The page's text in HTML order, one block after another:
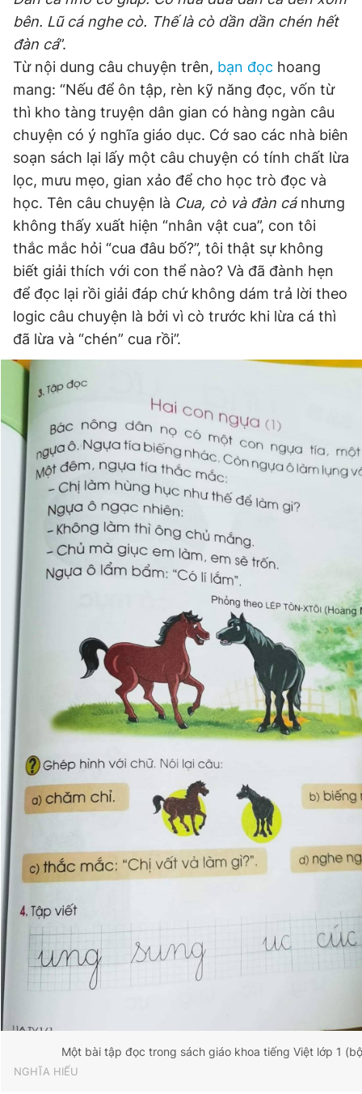
Đặt báo
Tổng biên tập: Nguyễn Ngọc Toàn
Phó tổng biên tập thường trực: Hải Thành
Phó tổng biên tập: Lâm Hiếu Dũng
Phó tổng biên tập: Trần Việt Hưng
Tổng thư ký tòa soạn: Đức Trung
Giấy phép xuất bản số 110/GP - BTTTT cấp ngày 24.3.2020
© 2003-2026 Bản quyền thuộc về Báo Thanh Niên. Cấm sao
chép dưới mọi hình thức nếu không có sự chấp thuận bằng văn
bản. Phát triển bởi ePi Technologies, JSC.
bên. Lũ cá nghe cò. Thế là cò dần dần chén hết
đàn cá”.
Từ nội dung câu chuyện trên, bạn đọc hoang
mang: “Nếu để ôn tập, rèn kỹ năng đọc, vốn từ
thì kho tàng truyện dân gian có hàng ngàn câu
chuyện có ý nghĩa giáo dục. Cớ sao các nhà biên
soạn sách lại lấy một câu chuyện có tính chất lừa
lọc, mưu mẹo, gian xảo để cho học trò đọc và
học. Tên câu chuyện là Cua, cò và đàn cá nhưng
không thấy xuất hiện “nhân vật cua”, con tôi
thắc mắc hỏi “cua đâu bố?”, tôi thật sự không
biết giải thích với con thể nào? Và đã đành hẹn
để đọc lại rồi giải đáp chứ không dám trả lời theo
logic câu chuyện là bởi vì cò trước khi lừa cá thì
đã lừa và “chén” cua rồi”.
Một bài tập đọc trong sách giáo khoa tiếng Việt lớp 1
NGHĨA HIẾU